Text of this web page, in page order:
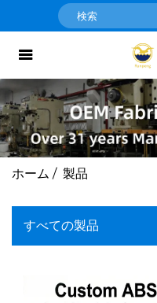
ホーム / 製品
すべての製品